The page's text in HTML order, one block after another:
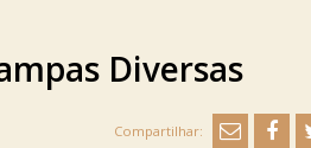
Diversas